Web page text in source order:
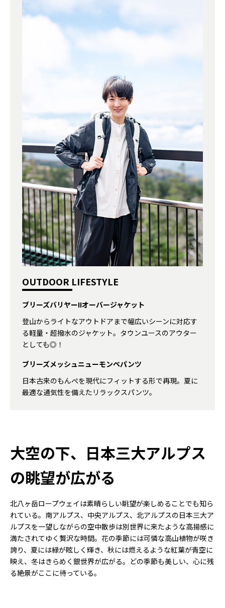
OUTDOOR LIFESTYLE
ブリーズバリヤーIIオーバージャケット
登山からライトなアウトドアまで幅広いシーンに対応す
る軽量・超撥水のジャケット。タウンユースのアウター
としても◎！
ブリーズメッシュニューモンペパンツ
日本古来のもんぺを現代にフィットする形で再現。夏に
最適な通気性を備えたリラックスパンツ。
大空の下、日本三大アルプス
の眺望が広がる
北八ヶ岳ロープウェイは素晴らしい眺望が楽しめることでも知ら
れている。南アルプス、中央アルプス、北アルプスの日本三大ア
ルプスを一望しながらの空中散歩は別世界に来たような高揚感に
満たされてゆく贅沢な時間。花の季節には可憐な高山植物が咲き
誇り、夏には緑が眩しく輝き、秋には燃えるような紅葉が青空に
映え、冬はきらめく銀世界が広がる。どの季節も美しい、心に残
る絶景がここに待っている。